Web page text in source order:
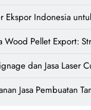
Ekspor Indonesia
Wood Pellet Export:
dan Jasa Laser
Jasa Pembuatan